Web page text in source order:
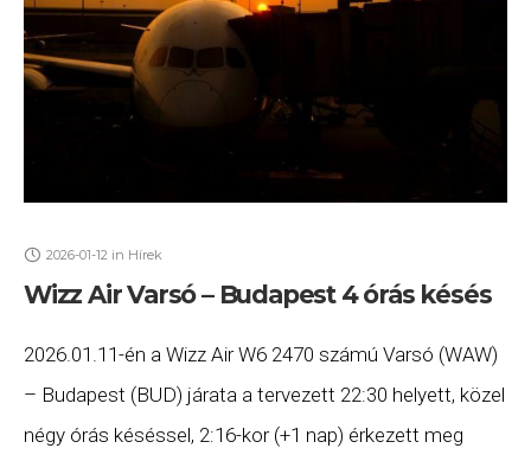
2026-01-12 in Hírek
Wizz Air Varsó – Budapest 4 órás késés
2026.01.11-én a Wizz Air W6 2470 számú Varsó (WAW)
– Budapest (BUD) járata a tervezett 22:30 helyett, közel
négy órás késéssel, 2:16-kor (+1 nap) érkezett meg